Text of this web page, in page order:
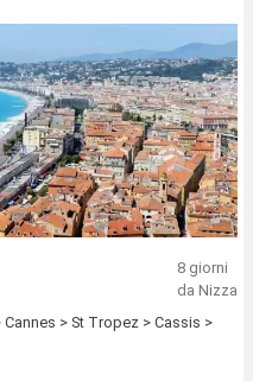
8 giorni
da Nizza
> St Tropez > Cassis >